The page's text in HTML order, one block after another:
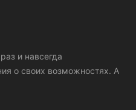
и навсегда
о своих возможностях. А